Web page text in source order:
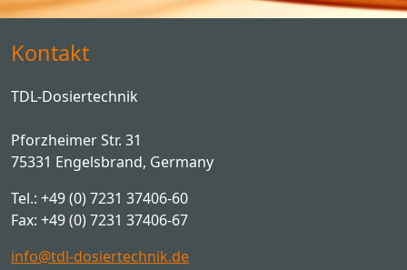
Kontakt
TDL-Dosiertechnik
Pforzheimer Str. 31
75331 Engelsbrand, Germany
Tel.: +49 (0) 7231 37406-60
Fax: +49 (0) 7231 37406-67
info@tdl-dosiertechnik.de